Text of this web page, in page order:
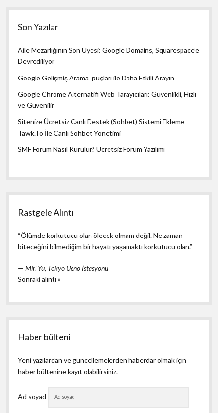
Son Yazılar
Aile Mezarlığının Son Üyesi: Google Domains, Squarespace’e
Devrediliyor
Google Gelişmiş Arama İpuçları ile Daha Etkili Arayın
Google Chrome Alternatifi Web Tarayıcıları: Güvenlikli, Hızlı
ve Güvenilir
Sitenize Ücretsiz Canlı Destek (Sohbet) Sistemi Ekleme –
Tawk.To İle Canlı Sohbet Yönetimi
SMF Forum Nasıl Kurulur? Ücretsiz Forum Yazılımı
Rastgele Alıntı
“Ölümde korkutucu olan ölecek olmam değil. Ne zaman
biteceğini bilmediğim bir hayatı yaşamaktı korkutucu olan.”
—Miri Yu, Tokyo Ueno İstasyonu
Sonraki alıntı »
Haber bülteni
Yeni yazılardan ve güncellemelerden haberdar olmak için
haber bültenine kayıt olabilirsiniz.
Ad soyad